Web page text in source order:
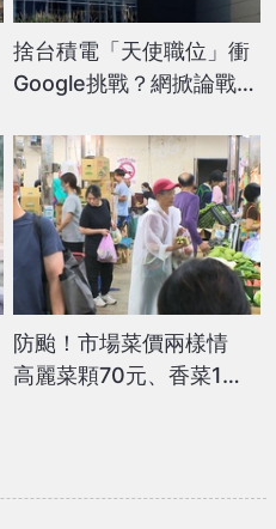
捨台積電「天使職位」衝
Google挑戰？網掀論戰：
防颱！市場菜價兩樣情
高麗菜顆70元、香菜1斤